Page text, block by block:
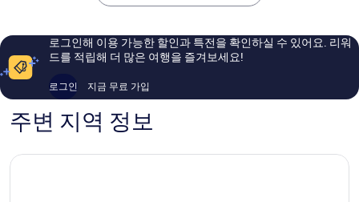
마
타
워
구
이
후
기
나
니
이
용
로그인해 이용 가능한 할인과 특전을 확인하실 수 있어요. 리워
드를 적립해 더 많은 여행을 즐겨보세요!
로그인 지금 무료 가입
주변 지역 정보